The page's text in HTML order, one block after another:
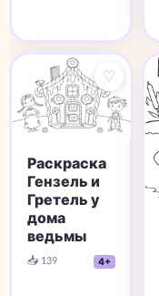
♡
Раскраска
Гензель и
Гретель у
дома
ведьмы
📥 139 4+